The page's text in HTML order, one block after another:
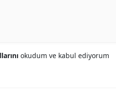
Trabzon
okudum ve kabul ediyorum